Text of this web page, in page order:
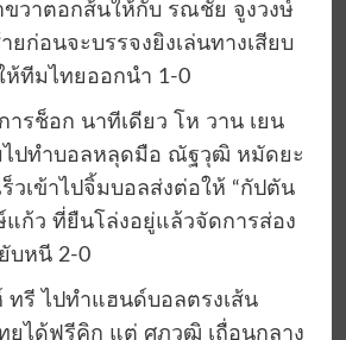
ขวาตอกส้นให้กับ รณชัย จูงวงษ์
ก่อนจะบรรจงยิงเล่นทางเสียบ
ห้ทีมไทยออกนำ 1-0
ารช็อก นาทีเดียว โห วาน เยน
ไปทำบอลหลุดมือ ณัฐวุฒิ หมัดยะ
วเข้าไปจิ้มบอลส่งต่อให้ “กัปตัน
แก้ว ที่ยืนโล่งอยู่แล้วจัดการส่อง
บหนี 2-0
ทรี ไปทำแฮนด์บอลตรงเส้น
ยได้ฟรีคิก แต่ ศุภวุฒิ เถื่อนกลาง